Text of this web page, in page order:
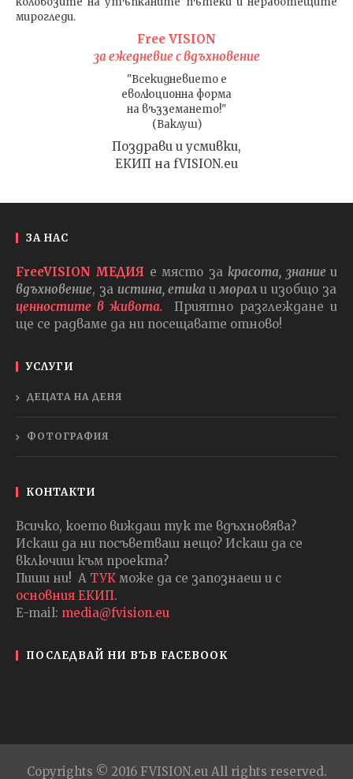
мирогледи.
Free VISION
за ежедневие с вдъхновение
"Всекидневието е
еволюционна форма
на възземането!"
(Ваклуш)
Поздрави и усмивки,
ЕКИП на fVISION.eu
ЗА НАС
FreeVISION МЕДИЯ е място закрасота, знаниеи
вдъхновение, за истина, етика и морали изобщо за
ценностите в живота.
Приятно разглеждане и
ще се радваме да ни посещавате отново!
УСЛУГИ
ДЕЦАТА НА ДЕНЯ
ФОТОГРАФИЯ
КОНТАКТИ
Всичко, което виждаш тук те вдъхновява?
Искаш да ни посъветваш нещо? Искаш да се
включиш към проекта?
Пиши ни! А ТУК може да се запознаеш и с
основния ЕКИП.
E-mail: media@fvision.eu
ПОСЛЕДВАЙ НИ ВЪВ FACEBOOK
Copyrights © 2016 FVISION.eu All rights reserved.